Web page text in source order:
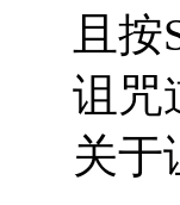
且
诅咒
关于